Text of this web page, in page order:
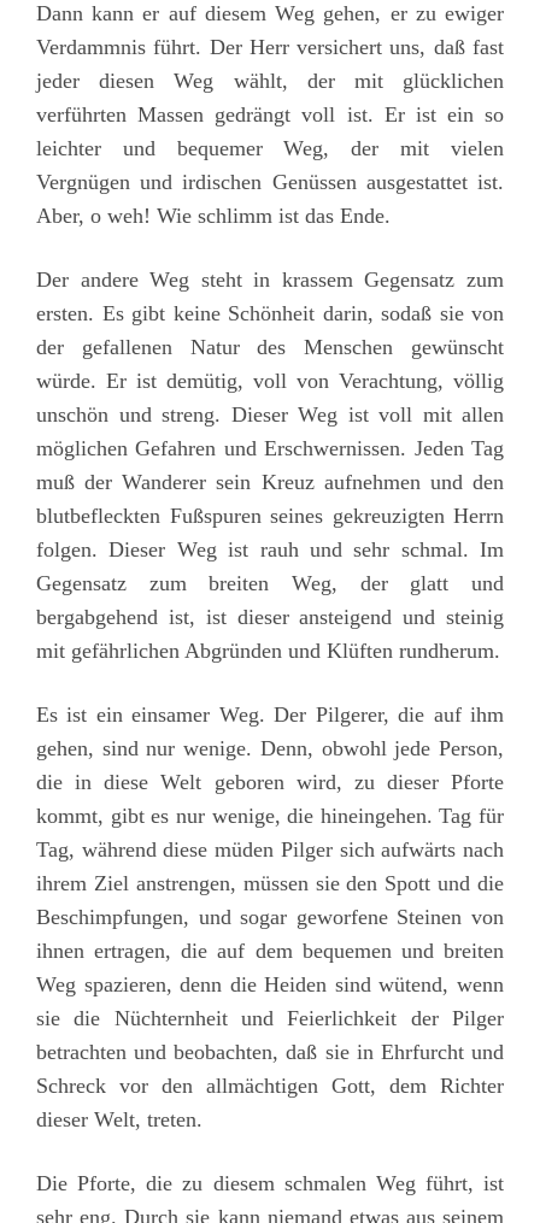
Dann kann er auf diesem Weg gehen, er zu ewiger
Verdammnis führt. Der Herr versichert uns, daß fast
jeder diesen Weg wählt, der mit glücklichen
verführten Massen gedrängt voll ist. Er ist ein so
leichter und bequemer Weg, der mit vielen
Vergnügen und irdischen Genüssen ausgestattet ist.
Aber, o weh! Wie schlimm ist das Ende.
Der andere Weg steht in krassem Gegensatz zum
ersten. Es gibt keine Schönheit darin, sodaß sie von
der gefallenen Natur des Menschen gewünscht
würde. Er ist demütig, voll von Verachtung, völlig
unschön und streng. Dieser Weg ist voll mit allen
möglichen Gefahren und Erschwernissen. Jeden Tag
muß der Wanderer sein Kreuz aufnehmen und den
blutbefleckten Fußspuren seines gekreuzigten Herrn
folgen. Dieser Weg ist rauh und sehr schmal. Im
Gegensatz zum breiten Weg, der glatt und
bergabgehend ist, ist dieser ansteigend und steinig
mit gefährlichen Abgründen und Klüften rundherum.
Es ist ein einsamer Weg. Der Pilgerer, die auf ihm
gehen, sind nur wenige. Denn, obwohl jede Person,
die in diese Welt geboren wird, zu dieser Pforte
kommt, gibt es nur wenige, die hineingehen. Tag für
Tag, während diese müden Pilger sich aufwärts nach
ihrem Ziel anstrengen, müssen sie den Spott und die
Beschimpfungen, und sogar geworfene Steinen von
ihnen ertragen, die auf dem bequemen und breiten
Weg spazieren, denn die Heiden sind wütend, wenn
sie die Nüchternheit und Feierlichkeit der Pilger
betrachten und beobachten, daß sie in Ehrfurcht und
Schreck vor den allmächtigen Gott, dem Richter
dieser Welt, treten.
Die Pforte, die zu diesem schmalen Weg führt, ist
sehr eng. Durch sie kann niemand etwas aus seinem